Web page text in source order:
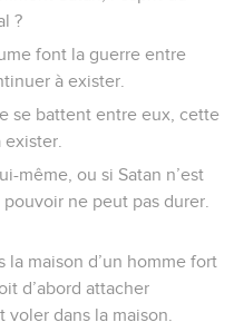
?
font la guerre entre
à exister.
se battent entre eux, cette
même, ou si Satan n’est
ne peut pas durer.
la maison d’un homme fort
d’abord attacher
dans la maison.